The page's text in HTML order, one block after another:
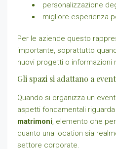
personalizzazione
migliore esperienza
Per le aziende questo
importante, soprattutto
nuovi progetti o informazioni
Gli spazi si adattano a
Quando si organizza un
aspetti fondamentali riguarda
matrimoni, elemento che
quanto una location sia
settore corporate.